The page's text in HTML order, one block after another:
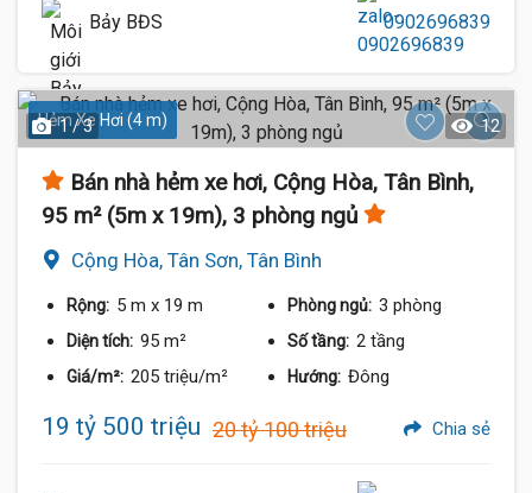
Bảy BĐS 0902696839
Hẻm Xe Hơi (4 m)
1 / 3 12
Bán nhà hẻm xe hơi, Cộng Hòa, Tân Bình,
95 m² (5m x 19m), 3 phòng ngủ
Cộng Hòa, Tân Sơn, Tân Bình
Rộng: 5 m x 19 m Phòng ngủ: 3 phòng
Diện tích: 95 m² Số tầng: 2 tầng
Giá/m²: 205 triệu/m² Hướng: Đông
19 tỷ 500 triệu 20 tỷ 100 triệu Chia sẻ